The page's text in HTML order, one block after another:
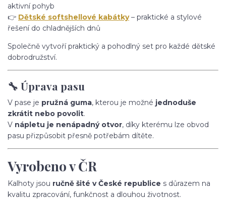
aktivní pohyb
👉 Dětské softshellové kabátky– praktické a stylové
řešení do chladnějších dnů
Společně vytvoří praktický a pohodlný set pro každé dětské
dobrodružství.
🔧 Úprava pasu
V pase je pružná guma, kterou je možné jednoduše
zkrátit nebo povolit.
V nápletu je nenápadný otvor, díky kterému lze obvod
pasu přizpůsobit přesně potřebám dítěte.
Vyrobeno v ČR
Kalhoty jsou ručně šité v České republice s důrazem na
kvalitu zpracování, funkčnost a dlouhou životnost.